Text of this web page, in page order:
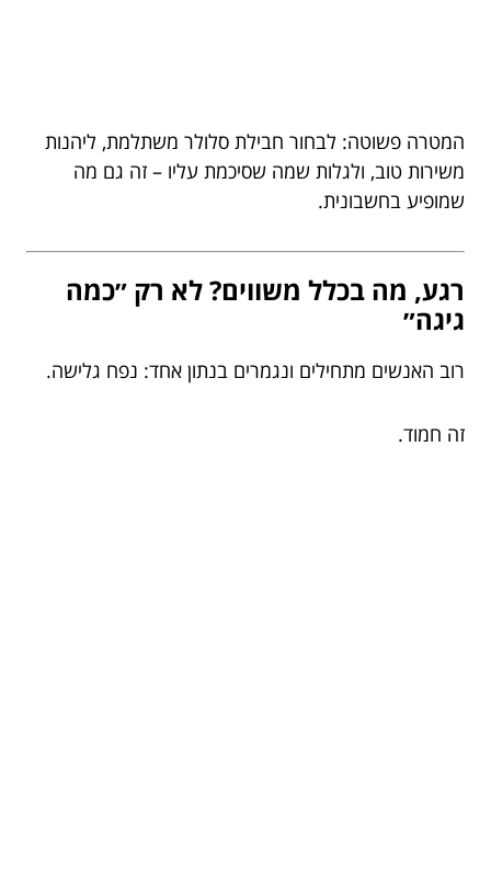
המטרה פשוטה: לבחור חבילת סלולר משתלמת, ליהנות
משירות טוב, ולגלות שמה שסיכמת עליו – זה גם מה
שמופיע בחשבונית.
רגע, מה בכלל משווים? לא רק ״כמה
גיגה״
רוב האנשים מתחילים ונגמרים בנתון אחד: נפח גלישה.
זה חמוד.